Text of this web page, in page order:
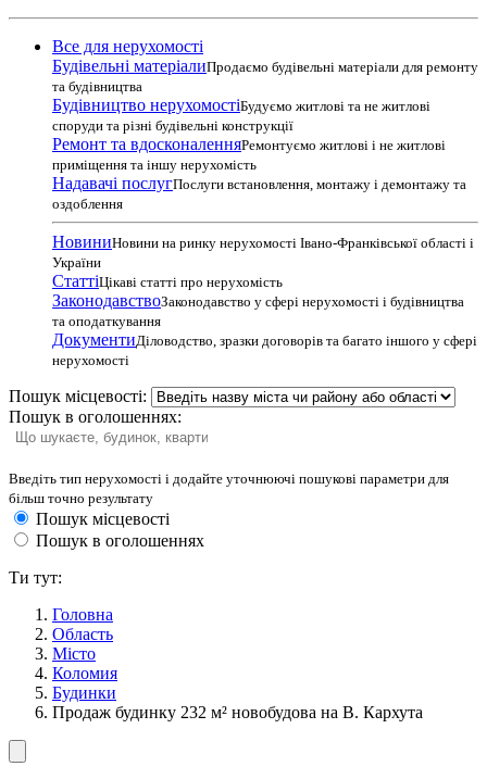
Все для нерухомості
Будівельні матеріалиПродаємо будівельні матеріали для ремонту
та будівництва
Будівництво нерухомостіБудуємо житлові та не житлові
споруди та різні будівельні конструкції
Ремонт та вдосконаленняРемонтуємо житлові і не житлові
приміщення та іншу нерухомість
Надавачі послугПослуги встановлення, монтажу і демонтажу та
оздоблення
НовиниНовини на ринку нерухомості Івано-Франківської області і
України
СтаттіЦікаві статті про нерухомість
ЗаконодавствоЗаконодавство у сфері нерухомості і будівництва
та оподаткування
ДокументиДіловодство, зразки договорів та багато іншого у сфері
нерухомості
Пошук місцевості:
Пошук в оголошеннях:
Введіть тип нерухомості і додайте уточнюючі пошукові параметри для
більш точно результату
Пошук місцевості
Пошук в оголошеннях
Ти тут:
Головна
Область
Місто
Коломия
Будинки
Продаж будинку 232 м² новобудова на В. Кархута